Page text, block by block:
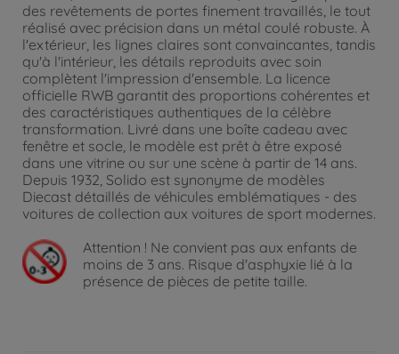
des revêtements de portes finement travaillés, le tout
réalisé avec précision dans un métal coulé robuste. À
l'extérieur, les lignes claires sont convaincantes, tandis
qu'à l'intérieur, les détails reproduits avec soin
complètent l'impression d'ensemble. La licence
officielle RWB garantit des proportions cohérentes et
des caractéristiques authentiques de la célèbre
transformation. Livré dans une boîte cadeau avec
fenêtre et socle, le modèle est prêt à être exposé
dans une vitrine ou sur une scène à partir de 14 ans.
Depuis 1932, Solido est synonyme de modèles
Diecast détaillés de véhicules emblématiques - des
voitures de collection aux voitures de sport modernes.
Attention ! Ne convient pas aux enfants de
moins de 3 ans. Risque d'asphyxie lié à la
présence de pièces de petite taille.